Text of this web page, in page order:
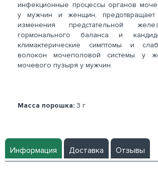
инфекционные процессы органов
у мужчин и женщин, предотвращает
изменения предстательной
гормонального баланса и
климактерические симптомы и
волокон мочеполовой системы у
мочевого пузыря у мужчин.
Масса порошка: 3 г
Информация Доставка Отзывы